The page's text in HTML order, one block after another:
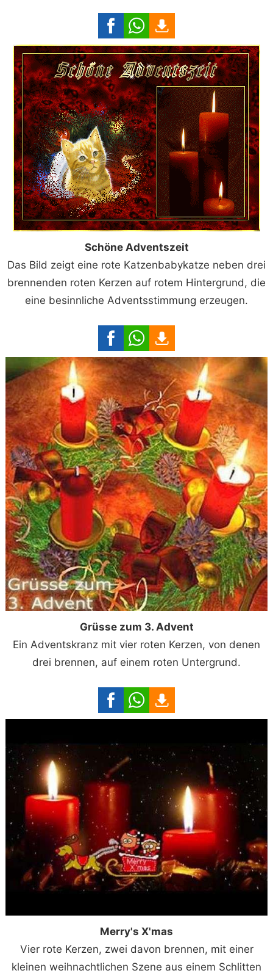
Schöne Adventszeit
Das Bild zeigt eine rote Katzenbabykatze neben drei
brennenden roten Kerzen auf rotem Hintergrund, die
eine besinnliche Adventsstimmung erzeugen.
Grüsse zum 3. Advent
Ein Adventskranz mit vier roten Kerzen, von denen
drei brennen, auf einem roten Untergrund.
Merry's X'mas
Vier rote Kerzen, zwei davon brennen, mit einer
kleinen weihnachtlichen Szene aus einem Schlitten